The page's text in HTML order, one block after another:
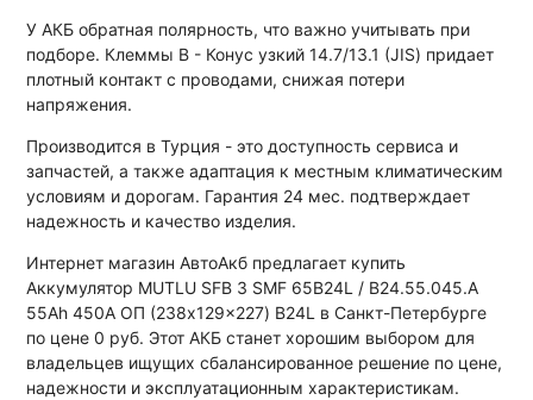
У АКБ обратная полярность, что важно учитывать при
подборе. Клеммы B - Конус узкий 14.7/13.1 (JIS) придает
плотный контакт с проводами, снижая потери
напряжения.
Производится в Турция - это доступность сервиса и
запчастей, а также адаптация к местным климатическим
условиям и дорогам. Гарантия 24 мес. подтверждает
надежность и качество изделия.
Интернет магазин АвтоАкб предлагает купить
Аккумулятор MUTLU SFB 3 SMF 65B24L / B24.55.045.A
55Ah 450A ОП (238x129x227) B24L в Санкт-Петербурге
по цене 0 руб. Этот АКБ станет хорошим выбором для
владельцев ищущих сбалансированное решение по цене,
надежности и эксплуатационным характеристикам.